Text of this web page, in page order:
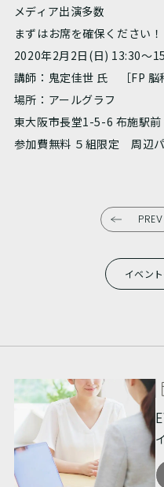
メディア出演多数
まずはお席を確保ください！
2020年2月2日(日) 13:30～
講師：鬼定佳世 氏 ［FP 脳
場所：アールグラフ
東大阪市長堂1-5-6 布施駅
参加費無料 ５組限定 周辺
PREV
イベン